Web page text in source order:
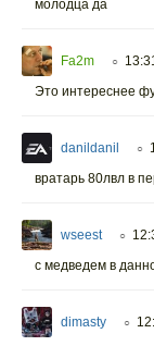
молодца да
Fa2m ○
Это интереснее
danildanil ○
вратарь 80лвл в
wseest ○
с медведем в
dimasty ○